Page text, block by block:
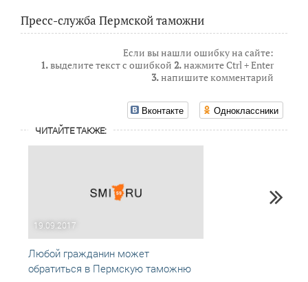
Пресс-служба Пермской таможни
Если вы нашли ошибку на сайте:
1.выделите текст с ошибкой 2.нажмите Ctrl + Enter
3.напишите комментарий
Вконтакте Одноклассники
ЧИТАЙТЕ ТАКЖЕ:
19.09.2017
Любой гражданин может
обратиться в Пермскую таможню